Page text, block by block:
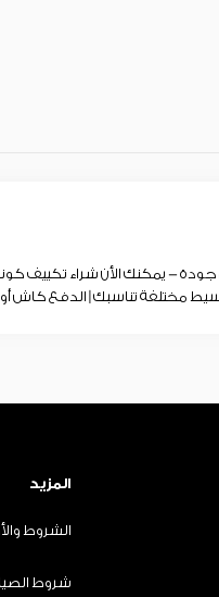
- يمكنك الأن شراء تكييف
مختلفة تناسبك | الدفع كاش أو
المزيد
الشروط
شروط